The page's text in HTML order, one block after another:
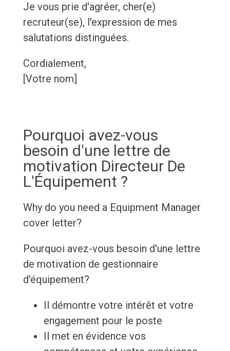
Je vous prie d'agréer, cher(e)
recruteur(se), l'expression de mes
salutations distinguées.
Cordialement,
[Votre nom]
Pourquoi avez-vous
besoin d'une lettre de
motivation Directeur De
L'Équipement ?
Why do you need a Equipment Manager
cover letter?
Pourquoi avez-vous besoin d'une lettre
de motivation de gestionnaire
d'équipement?
Il démontre votre intérêt et votre
engagement pour le poste
Il met en évidence vos